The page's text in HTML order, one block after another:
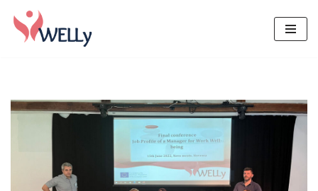
Skoči